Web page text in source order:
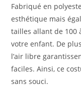
Fabriqué en
esthétique mais
tailles allant de 100
votre enfant. De
l’air libre
faciles. Ainsi, ce
sans souci.